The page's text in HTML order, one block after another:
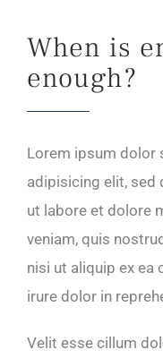
When is
enough?
Lorem ipsum dolor
adipisicing elit,
ut labore et dolore
veniam, quis
nisi ut aliquip ex ea
irure dolor in
Velit esse cillum